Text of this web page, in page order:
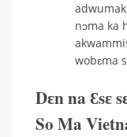
nɔma ka
wobɛma
Dɛn na Ɛsɛ
So Ma